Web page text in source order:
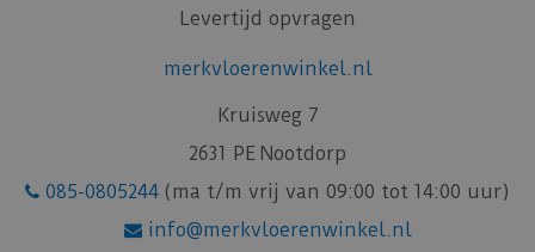
Levertijd opvragen
merkvloerenwinkel.nl
Kruisweg 7
2631 PE Nootdorp
085-0805244 (ma t/m vrij van 09:00 tot 14:00 uur)
info@merkvloerenwinkel.nl